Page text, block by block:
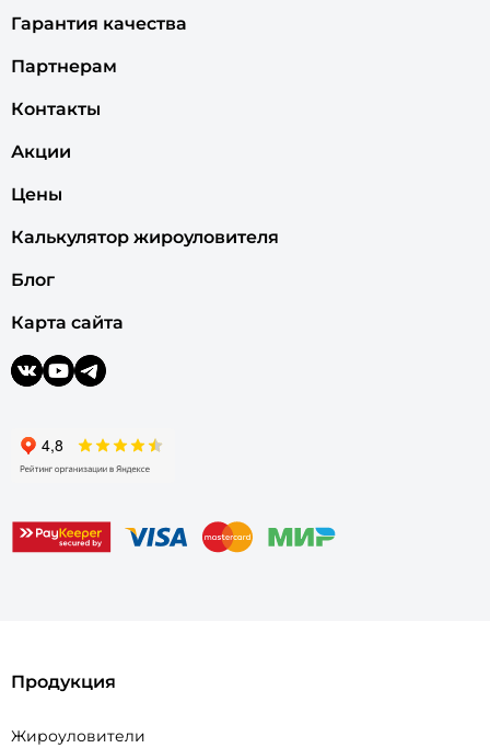
Гарантия качества
Партнерам
Контакты
Акции
Цены
Калькулятор жироуловителя
Блог
Карта сайта
Продукция
Жироуловители